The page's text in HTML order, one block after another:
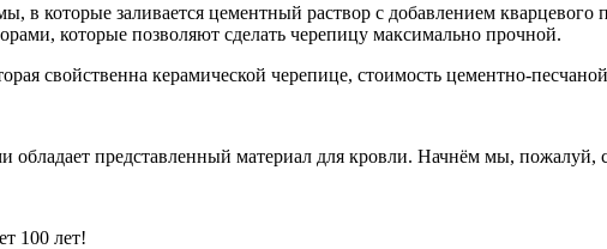
которые заливается цементный раствор с добавлением кварцевого
которые позволяют сделать черепицу максимально прочной.
свойственна керамической черепице, стоимость цементно-
обладает представленный материал для кровли. Начнём мы, пожалуй,
100 лет!